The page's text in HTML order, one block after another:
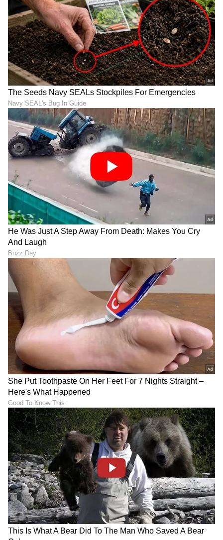
8
11
8. ರವಿಚಂದ್ರನ್ ಅಶ್ವಿನ್‌
ಟೀಂ ಇಂಡಿಯಾ ಆನುಭವಿ ಆಫ್‌ಸ್ಪಿನ್ನರ್ ರವಿಚಂದ್ರನ್
ಅಶ್ವಿನ್‌, ತಮ್ಮ ಆಲ್ರೌಂಡ್ ಪ್ರದರ್ಶನದ ಮೂಲಕ ತಂಡಕ್ಕೆ
ನೆರವಾಗುತ್ತಿದ್ದಾರೆ. ಮೊಹಾಲಿ ಟೆಸ್ಟ್‌ನಲ್ಲಿ ಕಪಿಲ್ ದೇವ್ ಗರಿಷ್ಠ
ವಿಕೆಟ್ ದಾಖಲೆ ಹಿಂದಿಕ್ಕಿರುವ ಅಶ್ವಿನ್, ತಂಡದ ರಿಯಲ್
ಮ್ಯಾಚ್ ವಿನ್ನರ್ ಎನಿಸಿದ್ದಾರೆ.
9. ಅಕ್ಷರ್ ಪಟೇಲ್‌
ಕಳೆದ ಪಂದ್ಯದಲ್ಲಿ ಜಯಂತ್ ಯಾದವ್ ಅವರಿಂದ ನಿರೀಕ್ಷಿತ
ಪ್ರದರ್ಶನ ಮೂಡಿ ಬಂದಿರಲಿಲ್ಲ. ಹೀಗಾಗಿ ಸಂಪೂರ್ಣ ಫಿಟ್